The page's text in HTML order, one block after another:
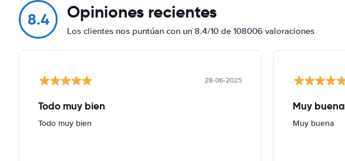
8.4 Opiniones recientes
Los clientes nos puntúan con un 8.4/10 de 108006 valoraciones
28-06-2025
Todo muy bien
Todo muy bien
Muy buena
Muy buena